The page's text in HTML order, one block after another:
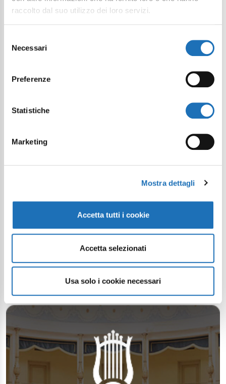
raccolto dal suo utilizzo dei loro servizi.
delNecessari
Preferenze
Statistiche
Marketing
Mostra dettagli
Accetta tutti i cookie
Accetta selezionati
Usa solo i cookie necessari